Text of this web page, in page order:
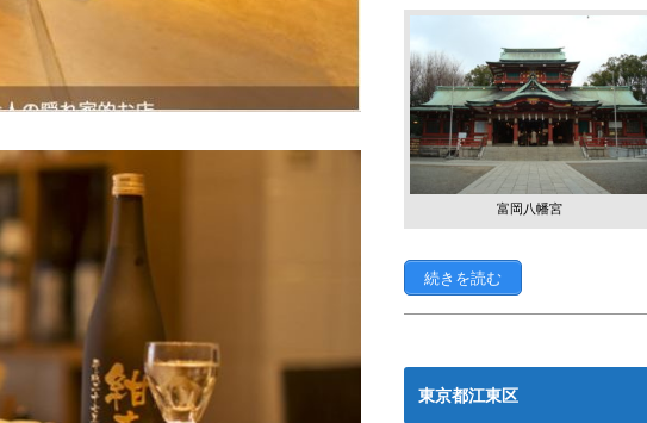
富岡八幡宮
続きを読む
東京都江東区